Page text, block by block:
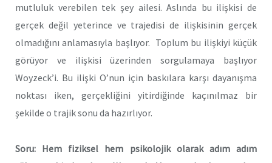
mutluluk verebilen tek şey ailesi. Aslında bu ilişkisi de
gerçek değil yeterince ve trajedisi de ilişkisinin gerçek
olmadığını anlamasıyla başlıyor. Toplum bu ilişkiyi küçük
görüyor ve ilişkisi üzerinden sorgulamaya başlıyor
Woyzeck’i. Bu ilişki O’nun için baskılara karşı dayanışma
noktası iken, gerçekliğini yitirdiğinde kaçınılmaz bir
şekilde o trajik sonu da hazırlıyor.
Soru: Hem fiziksel hem psikolojik olarak adım adım